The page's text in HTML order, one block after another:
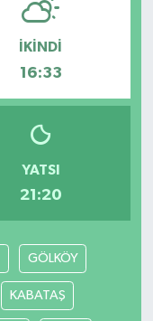
İKINDI
16:33
YATSI
21:20
GÖLKÖY
KABATAŞ